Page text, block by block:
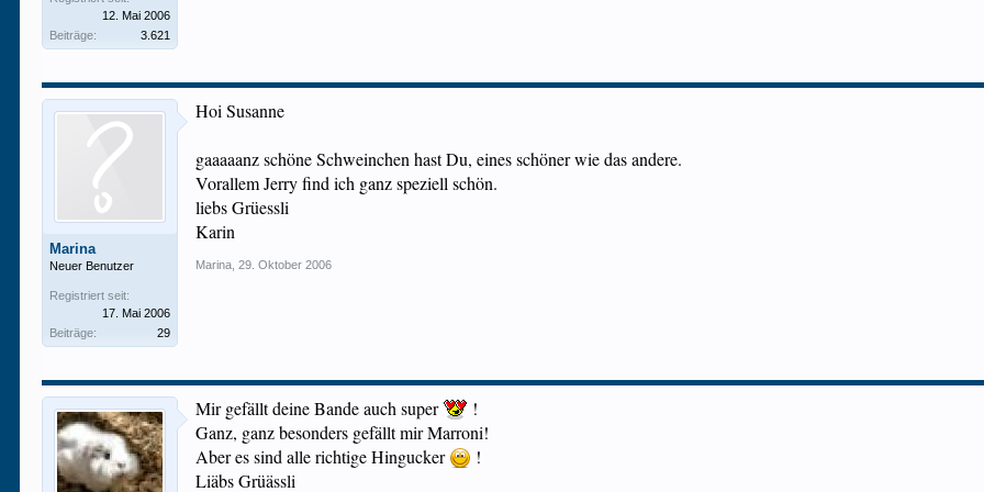
12. Mai 2006
Beiträge:
3.621
Marina
Neuer Benutzer
Registriert seit:
17. Mai 2006
Beiträge:
29
Hoi Susanne
gaaaaanz schöne Schweinchen hast Du, eines schöner wie das andere.
Vorallem Jerry find ich ganz speziell schön.
liebs Grüessli
Karin
Marina 29. Oktober 2006
Mir gefällt deine Bande auch super
!
Ganz, ganz besonders gefällt mir Marroni!
Aber es sind alle richtige Hingucker
!
Liäbs Grüässli